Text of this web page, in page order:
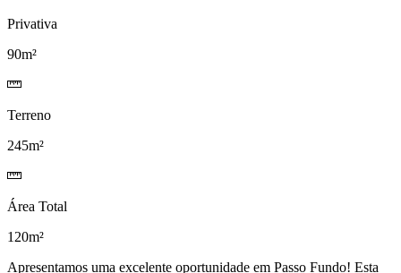
Privativa
90m²
Terreno
245m²
Área Total
120m²
Apresentamos uma excelente oportunidade em Passo Fundo! Esta